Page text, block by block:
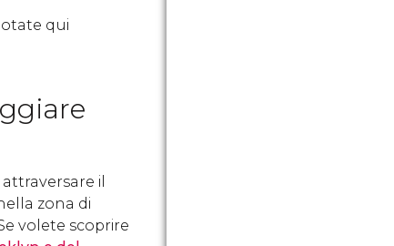
qui
il
zona di
volete scoprire